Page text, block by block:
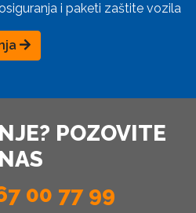
i paketi zaštite vozila
POZOVITE
NAS
00 77 99